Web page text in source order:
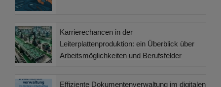
Karrierechancen in der
Leiterplattenproduktion: ein Überblick über
Arbeitsmöglichkeiten und Berufsfelder
Effiziente Dokumentenverwaltung im digitalen